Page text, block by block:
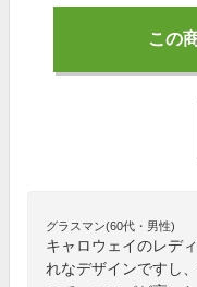
この
グラスマン(60代・男性)
キャロウェイのレデ
れなデザインですし